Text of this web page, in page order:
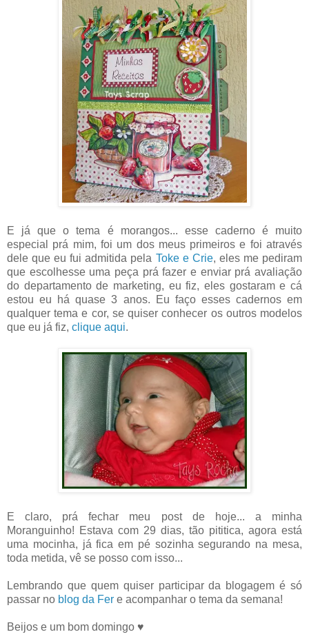
E já que o tema é morangos... esse caderno é muito
especial prá mim, foi um dos meus primeiros e foi através
dele que eu fui admitida pela Toke e Crie, eles me pediram
que escolhesse uma peça prá fazer e enviar prá avaliação
do departamento de marketing, eu fiz, eles gostaram e cá
estou eu há quase 3 anos. Eu faço esses cadernos em
qualquer tema e cor, se quiser conhecer os outros modelos
que eu já fiz, clique aqui.
E claro, prá fechar meu post de hoje... a minha
Moranguinho! Estava com 29 dias, tão pititica, agora está
uma mocinha, já fica em pé sozinha segurando na mesa,
toda metida, vê se posso com isso...
Lembrando que quem quiser participar da blogagem é só
passar no blog da Fer e acompanhar o tema da semana!
Beijos e um bom domingo ♥